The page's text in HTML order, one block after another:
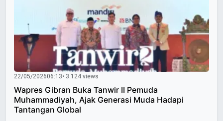
22/05/202606:13• 3.124 views
Wapres Gibran Buka Tanwir II Pemuda
Muhammadiyah, Ajak Generasi Muda Hadapi
Tantangan Global